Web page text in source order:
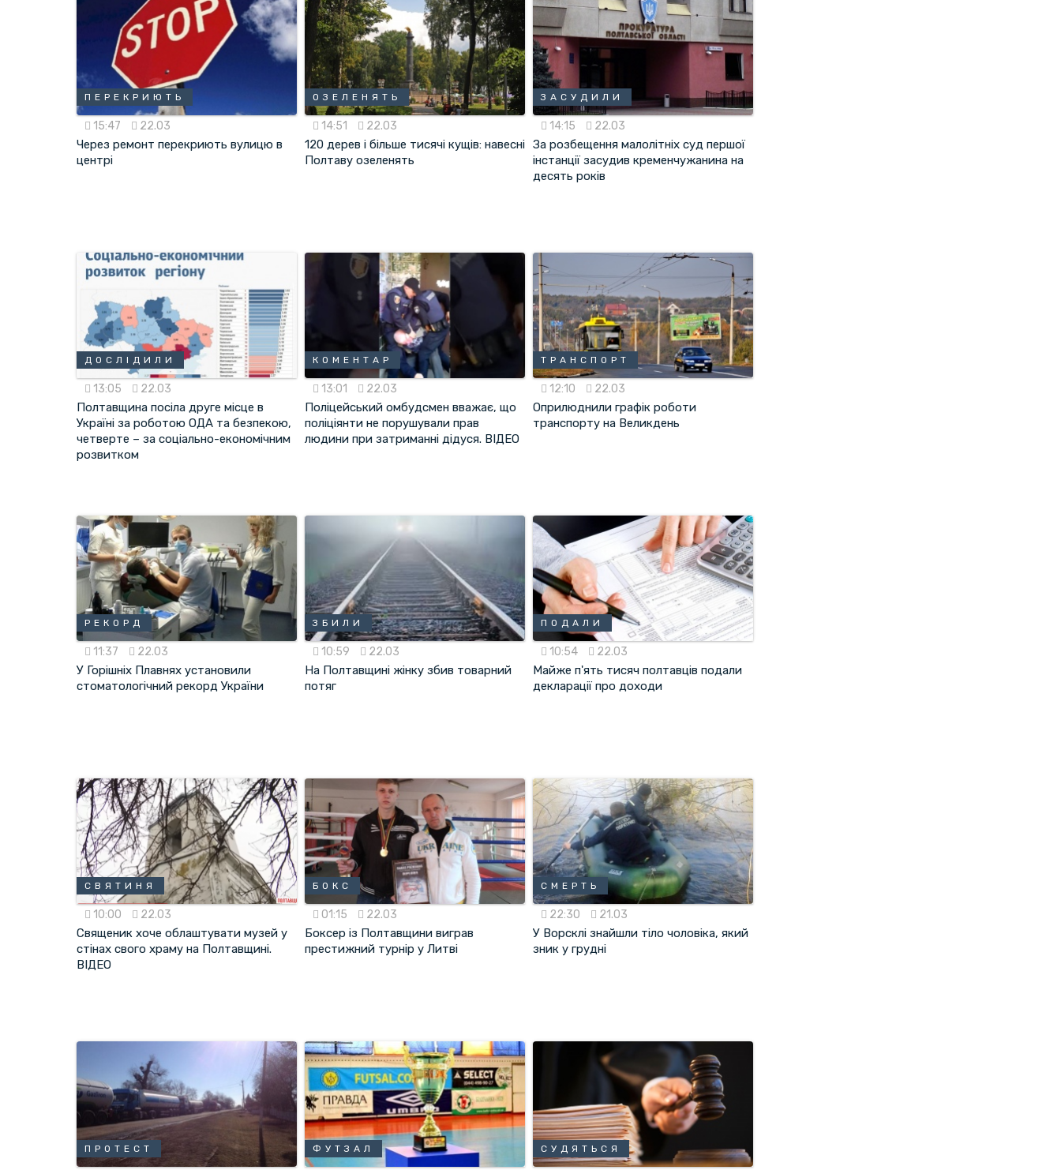
ПЕРЕКРИЮТЬ
15:47 22.03
Через ремонт перекриють вулицю в
центрі
ОЗЕЛЕНЯТЬ
14:51 22.03
120 дерев і більше тисячі кущів: навесні
Полтаву озеленять
ЗАСУДИЛИ
14:15 22.03
За розбещення малолітніх суд першої
інстанції засудив кременчужанина на
десять років
ДОСЛІДИЛИ
13:05 22.03
Полтавщина посіла друге місце в
Україні за роботою ОДА та безпекою,
четверте – за соціально-економічним
розвитком
КОМЕНТАР
13:01 22.03
Поліцейський омбудсмен вважає, що
поліціянти не порушували прав
людини при затриманні дідуся. ВІДЕО
ТРАНСПОРТ
12:10 22.03
Оприлюднили графік роботи
транспорту на Великдень
РЕКОРД
11:37 22.03
У Горішніх Плавнях установили
стоматологічний рекорд України
ЗБИЛИ
10:59 22.03
На Полтавщині жінку збив товарний
потяг
ПОДАЛИ
10:54 22.03
Майже п'ять тисяч полтавців подали
декларації про доходи
СВЯТИНЯ
10:00 22.03
Священик хоче облаштувати музей у
стінах свого храму на Полтавщині.
ВІДЕО
БОКС
01:15 22.03
Боксер із Полтавщини виграв
престижний турнір у Литві
СМЕРТЬ
22:30 21.03
У Ворсклі знайшли тіло чоловіка, який
зник у грудні
ПРОТЕСТ ФУТЗАЛ СУДЯТЬСЯ